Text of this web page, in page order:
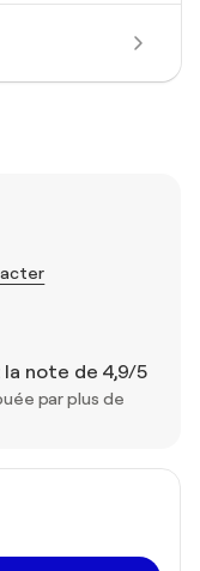
note de 4,9/5
par plus de